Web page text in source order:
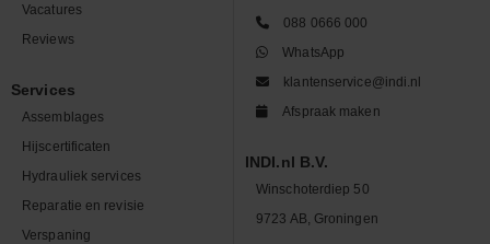
Vacatures
Reviews
Services
Assemblages
Hijscertificaten
Hydrauliek services
Reparatie en revisie
Verspaning
088 0666 000
WhatsApp
klantenservice@indi.nl
Afspraak maken
INDI.nl B.V.
Winschoterdiep 50
9723 AB, Groningen